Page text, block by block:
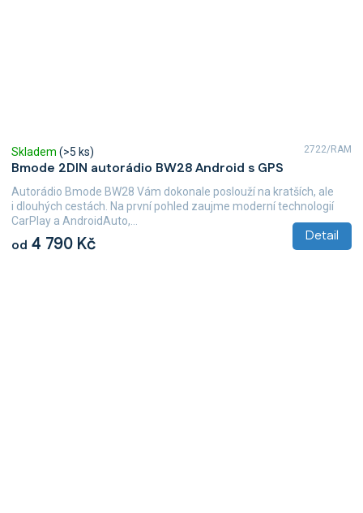
Bmode 2DIN autorádio BW28 Android s GPS
Skladem (>5 ks)
od 4 790 Kč Detail
Autorádio Bmode BW28 Vám dokonale poslouží na kratších, ale
i dlouhých cestách. Na první pohled zaujme moderní technologií
CarPlay a AndroidAuto,...
2722/RAM